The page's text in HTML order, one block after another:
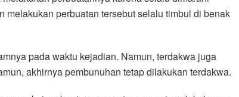
melakukan perbuatan tersebut selalu timbul di benak
pada waktu kejadian. Namun, terdakwa juga
akhirnya pembunuhan tetap dilakukan terdakwa.